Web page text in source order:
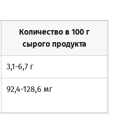
Количество в 100 г
сырого продукта
3,1-6,7 г
92,4-128,6 мг